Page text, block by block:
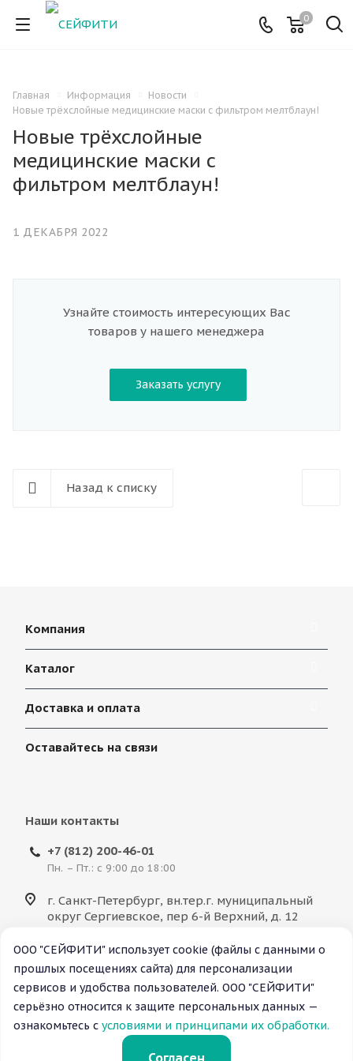
0
Главная Информация
Новости
Новые трёхслойные медицинские маски с фильтром мелтблаун!
Новые трёхслойные
медицинские маски с
фильтром мелтблаун!
1 ДЕКАБРЯ 2022
Узнайте стоимость интересующих Вас
товаров у нашего менеджера
Заказать услугу
Назад к списку
ООО "СЕЙФИТИ" использует cookie (файлы с данными о
прошлых посещениях сайта) для персонализации
сервисов и удобства пользователей. ООО "СЕЙФИТИ"
серьёзно относится к защите персональных данных —
ознакомьтесь с условиями и принципами их обработки.
Согласен
Компания
Каталог
Доставка и оплата
Оставайтесь на связи
Наши контакты
+7 (812) 200-46-01
Пн. – Пт.: с 9:00 до 18:00
г. Санкт-Петербург, вн.тер.г. муниципальный
округ Сергиевское, пер 6-й Верхний, д. 12
info@saf-ty.ru
© ООО "СЕЙФИТИ", 2026 Все права защищены.